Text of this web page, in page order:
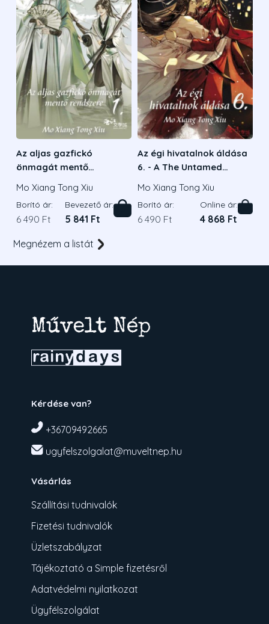
Az aljas gazfickó
önmagát mentő
Mo Xiang Tong Xiu
Borító ár:
6 490 Ft
Bevezető ár:
5 841 Ft
Az égi hivatalnok áldása
6. - A The Untamed
regény szerzőjétől
Mo Xiang Tong Xiu
Borító ár:
6 490 Ft
Online ár:
4 868 Ft
Megnézem a listát
Kérdése van?
+36709492665
ugyfelszolgalat@muveltnep.hu
Vásárlás
Szállítási tudnivalók
Fizetési tudnivalók
Üzletszabályzat
Tájékoztató a Simple fizetésről
Adatvédelmi nyilatkozat
Ügyfélszolgálat